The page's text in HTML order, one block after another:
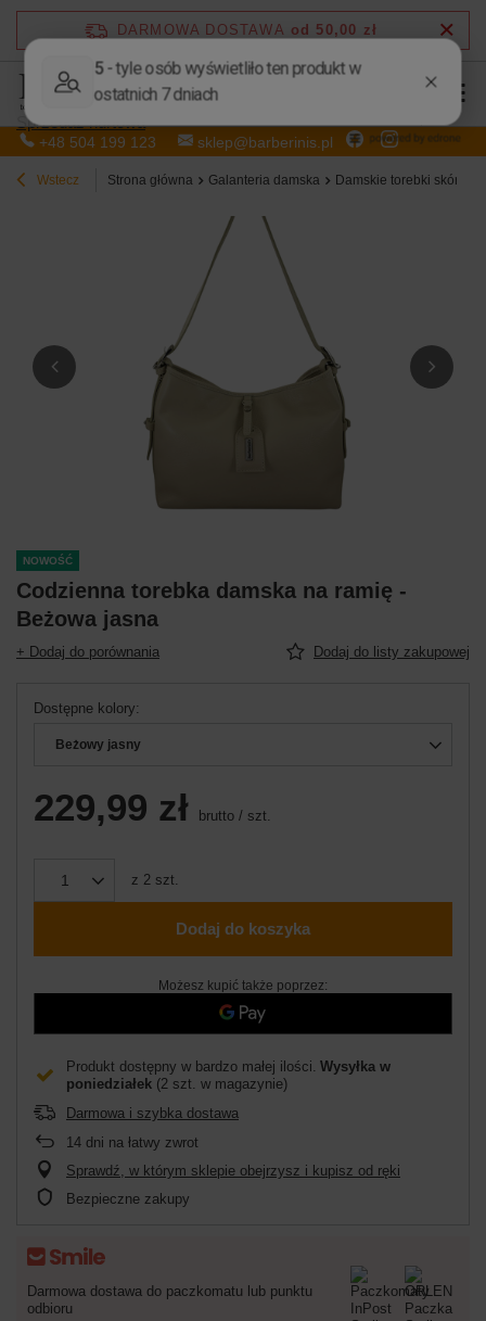
+48 504 199 123 sklep@barberinis.pl
DARMOWA DOSTAWA od 50,00 zł
Wstecz Strona główna Galanteria damska Damskie torebki
NOWOŚĆ
Codzienna torebka damska na ramię -
Beżowa jasna
+ Dodaj do porównania Dodaj do listy zakupowej
Dostępne kolory
Beżowy jasny
229,99 zł brutto / szt.
z 2 szt.
Dodaj do koszyka
Możesz kupić także poprzez:
Produkt dostępny w bardzo małej ilości Wysyłka w
poniedziałek (2 szt. w magazynie)
Darmowa i szybka dostawa
14 dni na łatwy zwrot
Sprawdź, w którym sklepie obejrzysz i kupisz od ręki
Bezpieczne zakupy
Darmowa dostawa do paczkomatu lub punktu
odbioru
Sprzedaż hurtowa